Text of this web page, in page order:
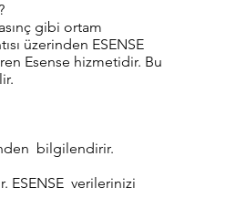
gibi ortam
üzerinden ESENSE
Esense hizmetidir. Bu
bilgilendirir.
ESENSE verilerinizi